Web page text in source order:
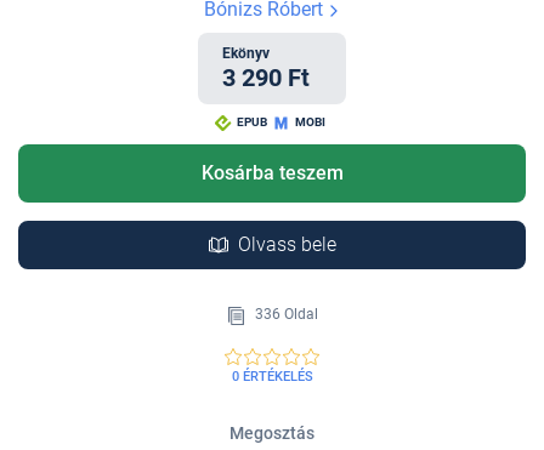
Bónizs Róbert
Ekönyv
3 290 Ft
EPUB MOBI
Kosárba teszem
Olvass bele
336 Oldal
0 ÉRTÉKELÉS
Megosztás